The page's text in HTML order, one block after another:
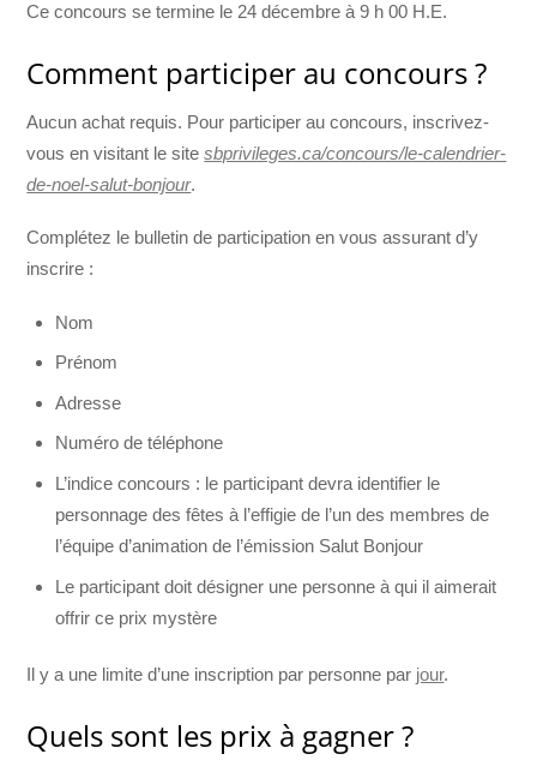
Ce concours se termine le 24 décembre à 9 h 00 H.E.
Comment participer au concours ?
Aucun achat requis. Pour participer au concours, inscrivez-
vous en visitant le sitesbprivileges.ca/concours/le-calendrier-
de-noel-salut-bonjour.
Complétez le bulletin de participation en vous assurant d’y
inscrire :
Nom
Prénom
Adresse
Numéro de téléphone
L’indice concours : le participant devra identifier le
personnage des fêtes à l’effigie de l’un des membres de
l’équipe d’animation de l’émission Salut Bonjour
Le participant doit désigner une personne à qui il aimerait
offrir ce prix mystère
Il y a une limite d’une inscription par personne par jour.
Quels sont les prix à gagner ?